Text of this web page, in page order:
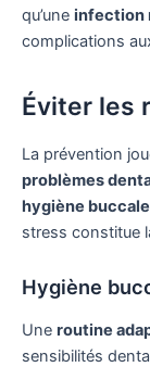
qu’une infection
complications
Éviter les
La prévention
problèmes
hygiène
stress constitue
Hygiène
Une routine
sensibilités